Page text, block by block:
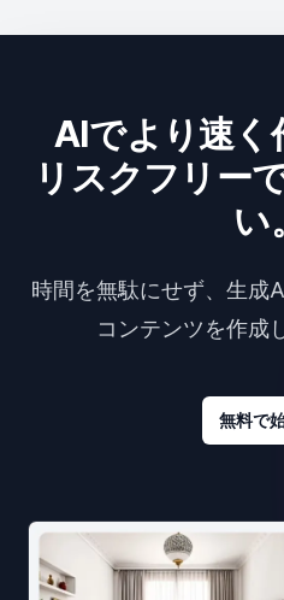
AIでより速く
リスクフリー
い。
時間を無駄にせず、生成
コンテンツを作成
無料で